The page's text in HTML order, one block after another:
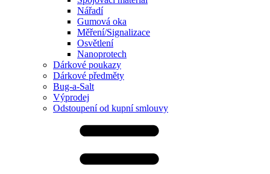
Nářadí
Gumová oka
Měření/Signalizace
Osvětlení
Nanoprotech
Dárkové poukazy
Dárkové předměty
Bug-a-Salt
Výprodej
Odstoupení od kupní smlouvy